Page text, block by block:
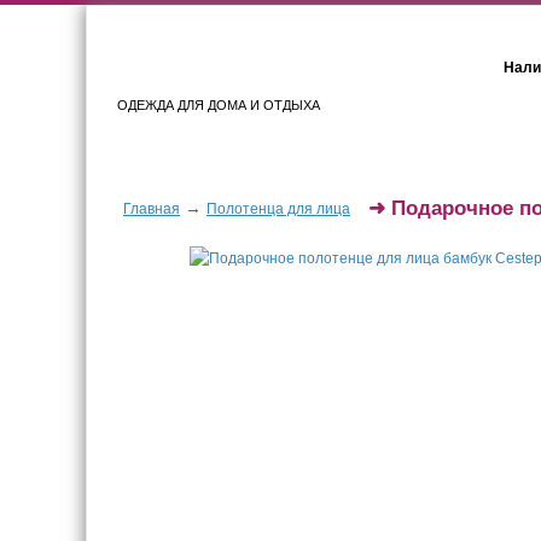
ОДЕЖДА ДЛЯ ДОМА И ОТДЫХА
Главная → Полотенца для лица ➜ Подарочное